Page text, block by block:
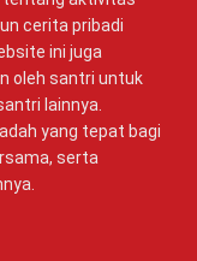
cerita pribadi
ini juga
oleh santri untuk
lainnya.
yang tepat bagi
serta